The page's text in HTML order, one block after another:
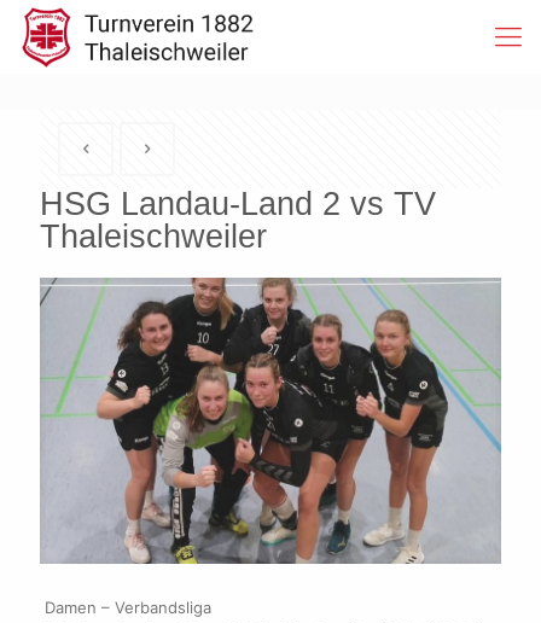
HSG Landau-Land 2 vs TV
Thaleischweiler
Damen – Verbandsliga